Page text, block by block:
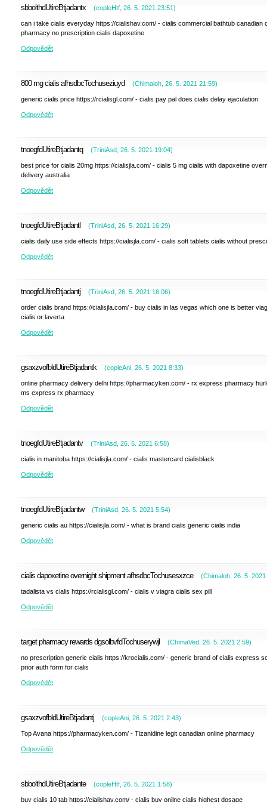
sbbolthdUtireBtjadantx (copleHtf 26. 5. 2021 23:51)
can i take cialis everyday https://cialishav.com/ - cialis commercial bathtub canadian
pharmacy no prescription cialis dapoxetine
Odpovědět
800 mg cialis afhsdbcTochuseziuyd (Chimaloh 26. 5. 2021 21:59)
generic cialis price https://rcialisgl.com/ - cialis pay pal does cialis delay ejaculation
Odpovědět
tnoegfdUtireBtjadantq (TriniAsd 26. 5. 2021 19:04)
best price for cialis 20mg https://cialisjla.com/ - cialis 5 mg cialis with dapoxetine
delivery australia
Odpovědět
tnoegfdUtireBtjadantl (TriniAsd 26. 5. 2021 16:29)
cialis daily use side effects https://cialisjla.com/ - cialis soft tablets cialis without
Odpovědět
tnoegfdUtireBtjadantj (TriniAsd 26. 5. 2021 16:06)
order cialis brand https://cialisjla.com/ - buy cialis in las vegas which one is better
cialis or laverta
Odpovědět
gsaxzvofbldUtireBtjadantk (copleAni 26. 5. 2021 8:33)
online pharmacy delivery delhi https://pharmacyken.com/ - rx express pharmacy
ms express rx pharmacy
Odpovědět
tnoegfdUtireBtjadantv (TriniAsd 26. 5. 2021 6:58)
cialis in manitoba https://cialisjla.com/ - cialis mastercard cialisblack
Odpovědět
tnoegfdUtireBtjadantw (TriniAsd 26. 5. 2021 5:54)
generic cialis au https://cialisjla.com/ - what is brand cialis generic cialis india
Odpovědět
cialis dapoxetine overnight shipment afhsdbcTochusesxzce (Chimaloh 26. 5. 2021
tadalista vs cialis https://rcialisgl.com/ - cialis v viagra cialis sex pill
Odpovědět
target pharmacy rewards dgsolbvfdTochuserywjl (ChimaVed 26. 5. 2021 2:59)
no prescription generic cialis https://krocialis.com/ - generic brand of cialis express
prior auth form for cialis
Odpovědět
gsaxzvofbldUtireBtjadantj (copleAni 26. 5. 2021 2:43)
Top Avana https://pharmacyken.com/ - Tizanidine legit canadian online pharmacy
Odpovědět
sbbolthdUtireBtjadante (copleHtf 26. 5. 2021 1:58)
buy cialis 10 tab https://cialishav.com/ - cialis buy onilne cialis highest dosage